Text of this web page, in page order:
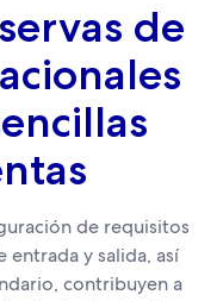
de
de requisitos
entrada y salida, así
contribuyen a